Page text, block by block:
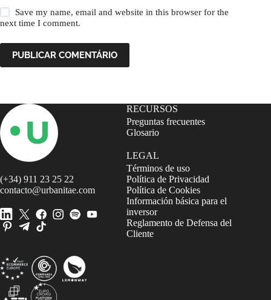
Save my name, email and website in this browser for the
next time I comment.
PUBLICAR COMENTÁRIO
(+34) 911 23 25 22
contacto@urbanitae.com
RECURSOS
Preguntas frecuentes
Glosario
LEGAL
Términos de uso
Política de Privacidad
Política de Cookies
Información básica para el
inversor
Reglamento de Defensa del
Cliente